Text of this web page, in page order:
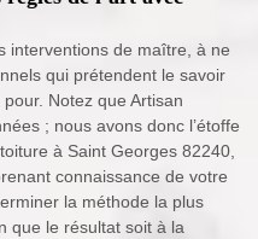
interventions de maître, à ne
qui prétendent le savoir
pour. Notez que Artisan
; nous avons donc l’étoffe
à Saint Georges 82240,
connaissance de votre
la méthode la plus
que le résultat soit à la